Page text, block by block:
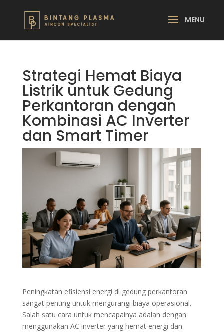
Strategi Hemat Biaya
Listrik untuk Gedung
Perkantoran dengan
Kombinasi AC Inverter
dan Smart Timer
Peningkatan efisiensi energi di gedung perkantoran
sangat penting untuk mengurangi biaya operasional.
Salah satu cara untuk mencapainya adalah dengan
menggunakan AC inverter yang hemat energi dan